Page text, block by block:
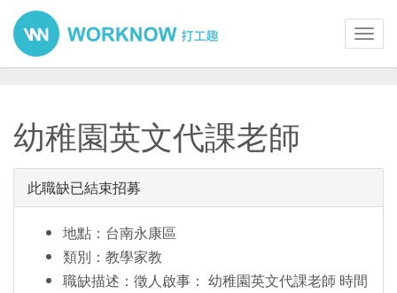
幼稚園英文代課老師
此職缺已結束招募
地點：台南永康區
類別：教學家教
職缺描述：徵人啟事： 幼稚園英文代課老師 時間